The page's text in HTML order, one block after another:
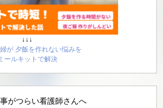
↓↓↓
が 夕飯を作れない悩みを
ミールキットで解決
がつらい看護師さんへ